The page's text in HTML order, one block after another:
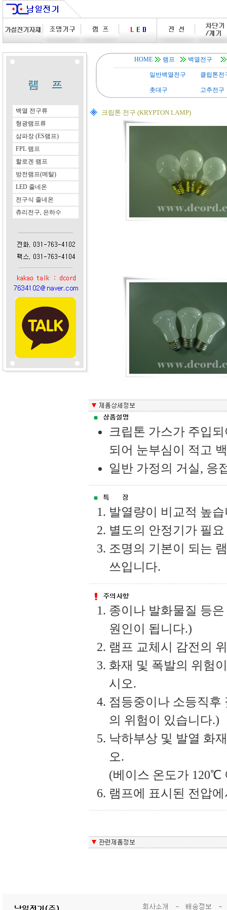
백열 전구류
형광램프류
삼파장 (ES램프)
FPL 램프
할로겐 램프
방전램프(메탈)
LED 줄네온
전구식 줄네온
츄리전구, 은하수
HOME 램프 백열전구
일반백열전구 클립톤전
촛대구 고추전구
크립톤 전구 (KRYPTON LAMP)
크립톤 가스가 주입
되어 눈부심이 적고
일반 가정의 거실, 응
발열량이 비교적 높
별도의 안정기가 필
조명의 기본이 되는
쓰입니다.
종이나 발화물질 등
원인이 됩니다.)
램프 교체시 감전의
화재 및 폭발의 위험
시오.
점등중이나 소등직후
의 위험이 있습니다.)
낙하부상 및 발열 화
오.
(베이스 온도가 120℃
램프에 표시된 전압